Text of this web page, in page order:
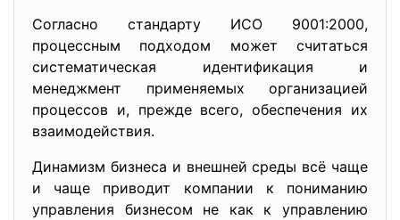
Согласно стандарту ИСО 9001:2000,
процессным подходом может считаться
систематическая идентификация и
менеджмент применяемых организацией
процессов и, прежде всего, обеспечения их
взаимодействия.
Динамизм бизнеса и внешней среды всё чаще
и чаще приводит компании к пониманию
управления бизнесом не как к управлению